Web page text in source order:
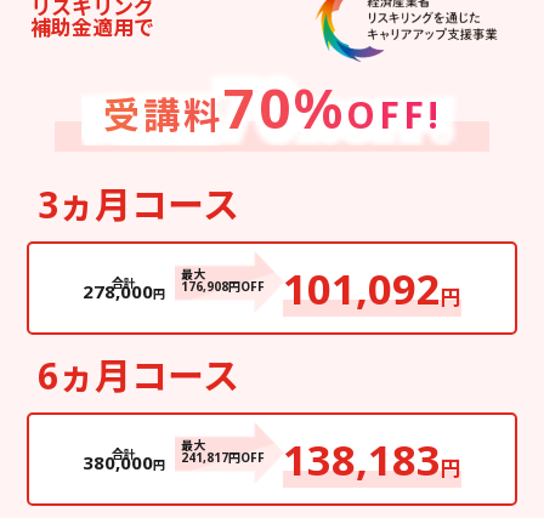
リスキリング
補助金適用で
受講料70%OFF!
3ヵ月コース
合計
278,000円
最大
176,908円OFF 101,092円
6ヵ月コース
合計
380,000円
最大
241,817円OFF 138,183円